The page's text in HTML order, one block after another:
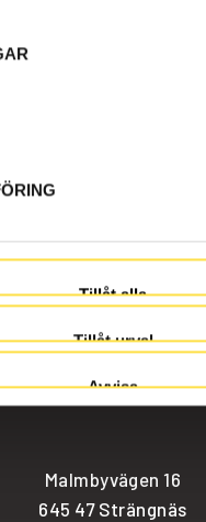
Tillåt alla
Tillåt urval
Avvisa
Malmbyvägen 16
645 47 Strängnäs